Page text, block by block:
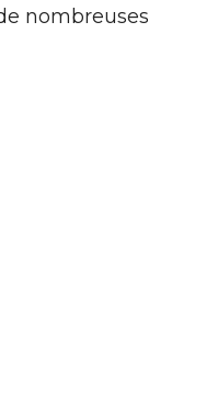
nombreuses